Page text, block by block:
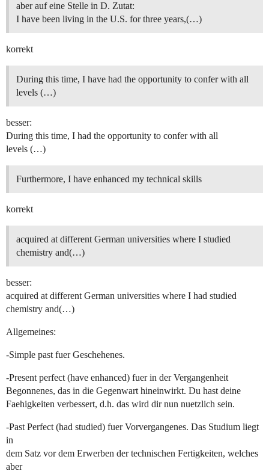
aber auf eine Stelle in D. Zutat:
I have been living in the U.S. for three years,(…)
korrekt
During this time, I have had the opportunity to confer with all
levels (…)
besser:
During this time, I had the opportunity to confer with all
levels (…)
Furthermore, I have enhanced my technical skills
korrekt
acquired at different German universities where I studied
chemistry and(…)
besser:
acquired at different German universities where I had studied
chemistry and(…)
Allgemeines:
-Simple past fuer Geschehenes.
-Present perfect (have enhanced) fuer in der Vergangenheit
Begonnenes, das in die Gegenwart hineinwirkt. Du hast deine
Faehigkeiten verbessert, d.h. das wird dir nun nuetzlich sein.
-Past Perfect (had studied) fuer Vorvergangenes. Das Studium liegt
in
dem Satz vor dem Erwerben der technischen Fertigkeiten, welches
aber